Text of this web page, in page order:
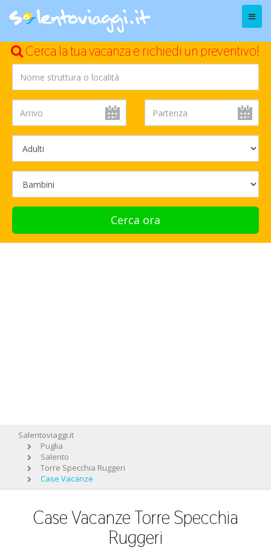
Menu
Cerca la tua vacanza e richiedi un preventivo!
Cerca ora
Salentoviaggi.it
Puglia
Salento
Torre Specchia Ruggeri
Case Vacanze
Case Vacanze Torre Specchia
Ruggeri